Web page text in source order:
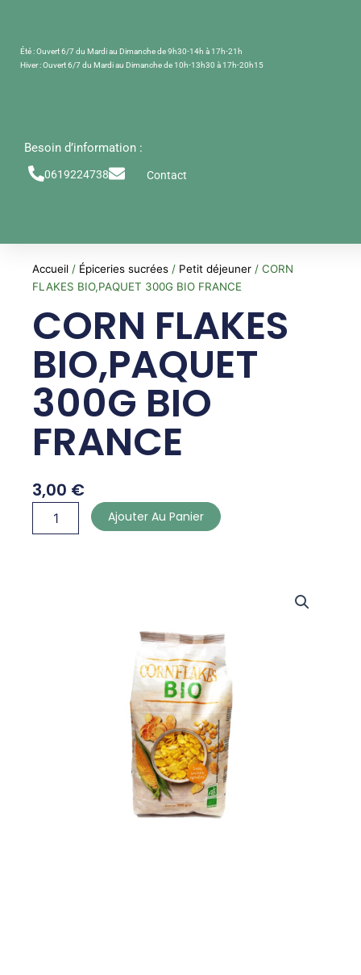
contenuÉté : Ouvert 6/7 du Mardi au Dimanche de 9h30-14h à 17h-21h
Hiver : Ouvert 6/7 du Mardi au Dimanche de 10h-13h30 à 17h-20h15
Besoin d’information :
0619224738 Contact
Accueil / Épiceries sucrées / Petit déjeuner / CORN
FLAKES BIO,PAQUET 300G BIO FRANCE
CORN FLAKES
BIO,PAQUET
300G BIO
FRANCE
3,00 €
Ajouter Au Panier